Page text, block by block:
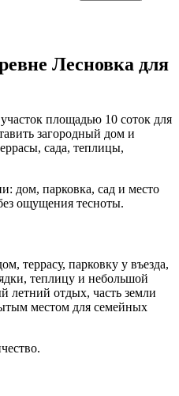
Лесновка для
площадью 10 соток для
загородный дом и
сада, теплицы,
дом, парковка, сад и место
ощущения тесноты.
террасу, парковку у въезда,
теплицу и небольшой
летний отдых, часть земли
местом для семейных